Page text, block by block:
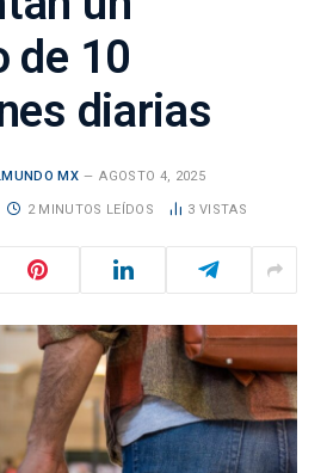
de 10
diarias
MX AGOSTO 4, 2025
2 MINUTOS LEÍDOS 3 VISTAS